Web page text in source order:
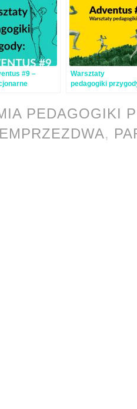
#9 –
Warsztaty
pedagogiki
PEDAGOGIKI
,